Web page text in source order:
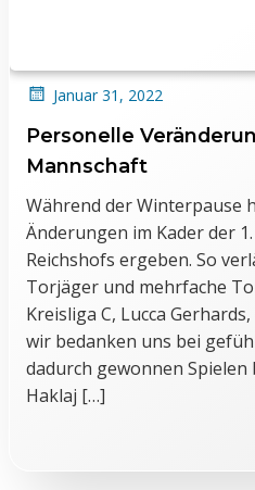
Januar 31, 2022
Personelle
Mannschaft
Während der Winterpause
Änderungen im Kader der
Reichshofs ergeben. So
Torjäger und mehrfache
Kreisliga C, Lucca
wir bedanken uns bei
dadurch gewonnen Spielen
Haklaj […]